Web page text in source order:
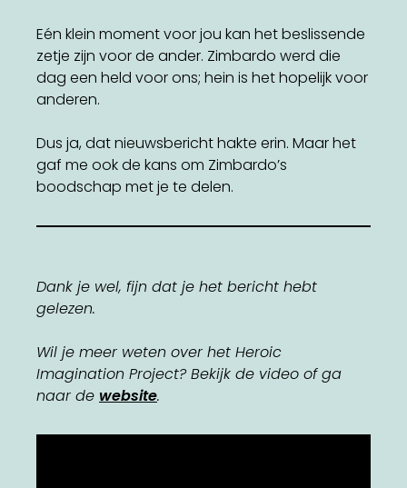
Eén klein moment voor jou kan het beslissende
zetje zijn voor de ander. Zimbardo werd die
dag een held voor ons; hein is het hopelijk voor
anderen.
Dus ja, dat nieuwsbericht hakte erin. Maar het
gaf me ook de kans om Zimbardo’s
boodschap met je te delen.
Dank je wel, fijn dat je het bericht hebt
gelezen.
Wil je meer weten over het Heroic
Imagination Project? Bekijk de video of ga
naar de website.